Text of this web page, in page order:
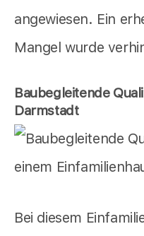
angewiesen. Ein
Mangel wurde
Baubegleitende
Darmstadt
Bei diesem